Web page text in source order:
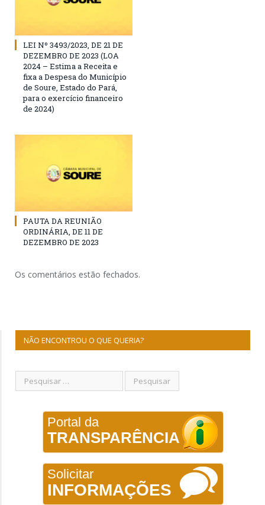
LEI Nº 3493/2023, DE 21 DE
DEZEMBRO DE 2023 (LOA
2024 – Estima a Receita e
fixa a Despesa do Município
de Soure, Estado do Pará,
para o exercício financeiro
de 2024)
PAUTA DA REUNIÃO
ORDINÁRIA, DE 11 DE
DEZEMBRO DE 2023
Os comentários estão fechados.
NÃO ENCONTROU O QUE QUERIA?
Portal da
TRANSPARÊNCIA
Solicitar
INFORMAÇÕES